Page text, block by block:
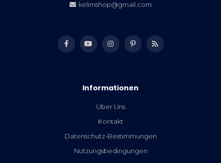
kelimshop@gmail.com
Informationen
Über Uns
Kontakt
Datenschutz-Bestimmungen
Nutzungsbedingungen